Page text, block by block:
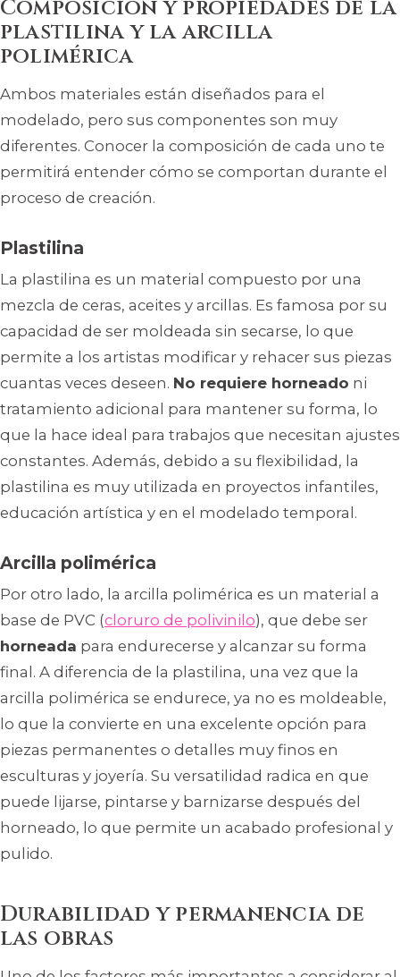
Composición y propiedades de la
plastilina y la arcilla
polimérica
Ambos materiales están diseñados para el
modelado, pero sus componentes son muy
diferentes. Conocer la composición de cada uno te
permitirá entender cómo se comportan durante el
proceso de creación.
Plastilina
La plastilina es un material compuesto por una
mezcla de ceras, aceites y arcillas. Es famosa por su
capacidad de ser moldeada sin secarse, lo que
permite a los artistas modificar y rehacer sus piezas
cuantas veces deseen. No requiere horneado ni
tratamiento adicional para mantener su forma, lo
que la hace ideal para trabajos que necesitan ajustes
constantes. Además, debido a su flexibilidad, la
plastilina es muy utilizada en proyectos infantiles,
educación artística y en el modelado temporal.
Arcilla polimérica
Por otro lado, la arcilla polimérica es un material a
base de PVC (cloruro de polivinilo), que debe ser
horneada para endurecerse y alcanzar su forma
final. A diferencia de la plastilina, una vez que la
arcilla polimérica se endurece, ya no es moldeable,
lo que la convierte en una excelente opción para
piezas permanentes o detalles muy finos en
esculturas y joyería. Su versatilidad radica en que
puede lijarse, pintarse y barnizarse después del
horneado, lo que permite un acabado profesional y
pulido.
Durabilidad y permanencia de
las obras